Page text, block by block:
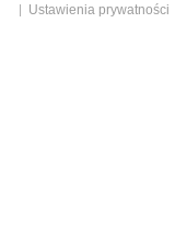
Ustawienia prywatności